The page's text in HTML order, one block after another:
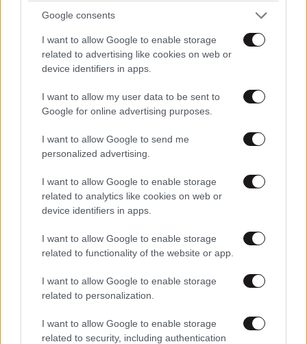
Google consents
I want to allow Google to enable storage
related to advertising like cookies on web or
device identifiers in apps.
I want to allow my user data to be sent to
Google for online advertising purposes.
I want to allow Google to send me
personalized advertising.
I want to allow Google to enable storage
related to analytics like cookies on web or
device identifiers in apps.
I want to allow Google to enable storage
related to functionality of the website or app.
I want to allow Google to enable storage
related to personalization.
I want to allow Google to enable storage
related to security, including authentication
TRENDING